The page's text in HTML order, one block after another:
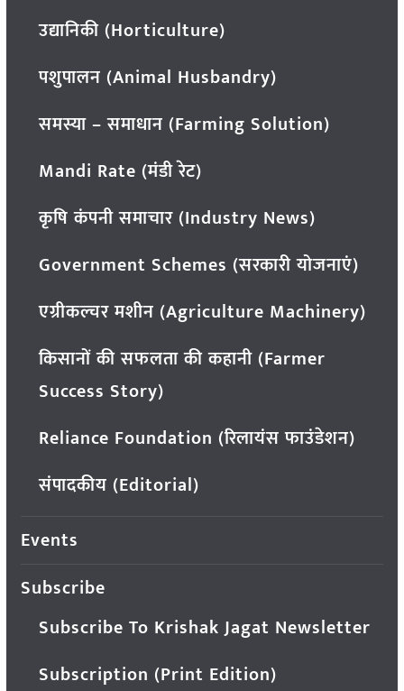
उद्यानिकी (Horticulture)
पशुपालन (Animal Husbandry)
समस्या – समाधान (Farming Solution)
Mandi Rate (मंडी रेट)
कृषि कंपनी समाचार (Industry News)
Government Schemes (सरकारी योजनाएं)
एग्रीकल्चर मशीन (Agriculture Machinery)
किसानों की सफलता की कहानी (Farmer
Success Story)
Reliance Foundation (रिलायंस फाउंडेशन)
संपादकीय (Editorial)
Events
Subscribe
Subscribe To Krishak Jagat Newsletter
Subscription (Print Edition)